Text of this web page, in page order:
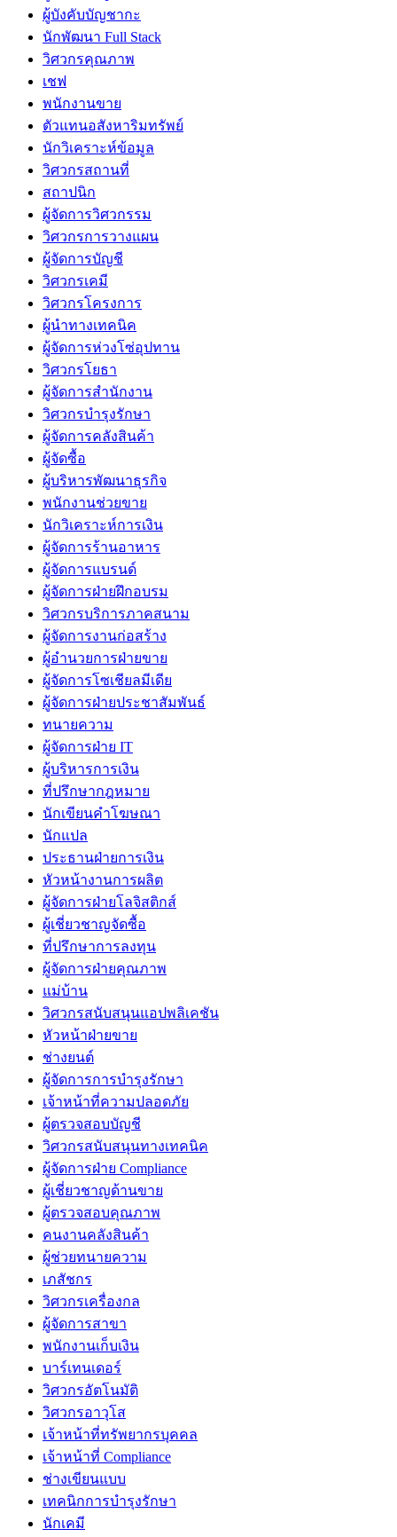
ผู้บังคับบัญชากะ
นักพัฒนา Full Stack
วิศวกรคุณภาพ
เชฟ
พนักงานขาย
ตัวแทนอสังหาริมทรัพย์
นักวิเคราะห์ข้อมูล
วิศวกรสถานที่
สถาปนิก
ผู้จัดการวิศวกรรม
วิศวกรการวางแผน
ผู้จัดการบัญชี
วิศวกรเคมี
วิศวกรโครงการ
ผู้นำทางเทคนิค
ผู้จัดการห่วงโซ่อุปทาน
วิศวกรโยธา
ผู้จัดการสำนักงาน
วิศวกรบำรุงรักษา
ผู้จัดการคลังสินค้า
ผู้จัดซื้อ
ผู้บริหารพัฒนาธุรกิจ
พนักงานช่วยขาย
นักวิเคราะห์การเงิน
ผู้จัดการร้านอาหาร
ผู้จัดการแบรนด์
ผู้จัดการฝ่ายฝึกอบรม
วิศวกรบริการภาคสนาม
ผู้จัดการงานก่อสร้าง
ผู้อำนวยการฝ่ายขาย
ผู้จัดการโซเชียลมีเดีย
ผู้จัดการฝ่ายประชาสัมพันธ์
ทนายความ
ผู้จัดการฝ่าย IT
ผู้บริหารการเงิน
ที่ปรึกษากฎหมาย
นักเขียนคำโฆษณา
นักแปล
ประธานฝ่ายการเงิน
หัวหน้างานการผลิต
ผู้จัดการฝ่ายโลจิสติกส์
ผู้เชี่ยวชาญจัดซื้อ
ที่ปรึกษาการลงทุน
ผู้จัดการฝ่ายคุณภาพ
แม่บ้าน
วิศวกรสนับสนุนแอปพลิเคชัน
หัวหน้าฝ่ายขาย
ช่างยนต์
ผู้จัดการการบำรุงรักษา
เจ้าหน้าที่ความปลอดภัย
ผู้ตรวจสอบบัญชี
วิศวกรสนับสนุนทางเทคนิค
ผู้จัดการฝ่าย Compliance
ผู้เชี่ยวชาญด้านขาย
ผู้ตรวจสอบคุณภาพ
คนงานคลังสินค้า
ผู้ช่วยทนายความ
เภสัชกร
วิศวกรเครื่องกล
ผู้จัดการสาขา
พนักงานเก็บเงิน
บาร์เทนเดอร์
วิศวกรอัตโนมัติ
วิศวกรอาวุโส
เจ้าหน้าที่ทรัพยากรบุคคล
เจ้าหน้าที่ Compliance
ช่างเขียนแบบ
เทคนิกการบำรุงรักษา
นักเคมี